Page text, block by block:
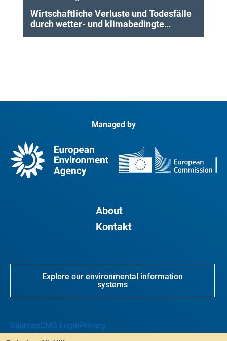
Wirtschaftliche Verluste und Todesfälle
durch wetter- und klimabedingte
Extreme
Managed by
About
Kontakt
Explore our environmental information
systems
SitemapCMS Login Privacy